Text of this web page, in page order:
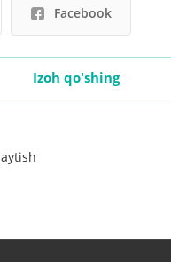
Facebook
Izoh qo'shing